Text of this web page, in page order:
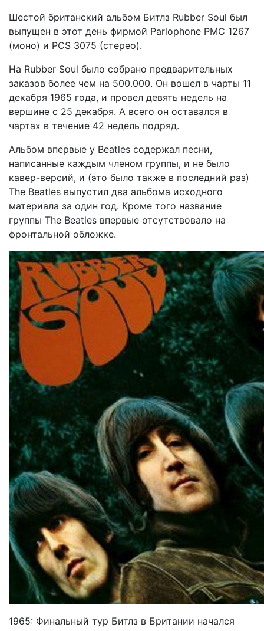
Шестой британский альбом Битлз Rubber Soul был
выпущен в этот день фирмой Parlophone PMC 1267
(моно) и PCS 3075 (стерео).
На Rubber Soul было cобрано предварительных
заказов более чем на 500.000. Он вошел в чарты 11
декабря 1965 года, и провел девять недель на
вершине с 25 декабря. А всего он оставался в
чартах в течение 42 недель подряд.
Альбом впервые у Beatles содержал песни,
написанные каждым членом группы, и не было
кавер-версий, и (это было также в последний раз)
The Beatles выпустил два альбома исходного
материала за один год. Кроме того название
группы The Beatles впервые отсутствовало на
фронтальной обложке.
1965: Финальный тур Битлз в Британии начался